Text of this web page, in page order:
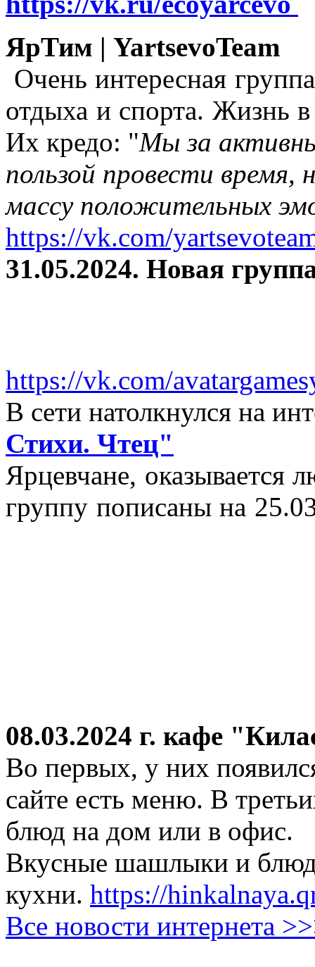
ЯрТим | YartsevoTeam
Очень интересная
отдыха и спорта. Жизнь
Их кредо: "Мы за
пользой провести время,
массу положительных
https://vk.com/
31.05.2024. Новая
https://vk.com/
В сети натолкнулся на
Стихи. Чтец"
Ярцевчане,
группу пописаны на
08.03.2024 г. кафе
Во первых, у них
сайте есть меню. В
блюд на дом или в офис.
Вкусные шашлыки и
кухни. https://
Все новости интернета